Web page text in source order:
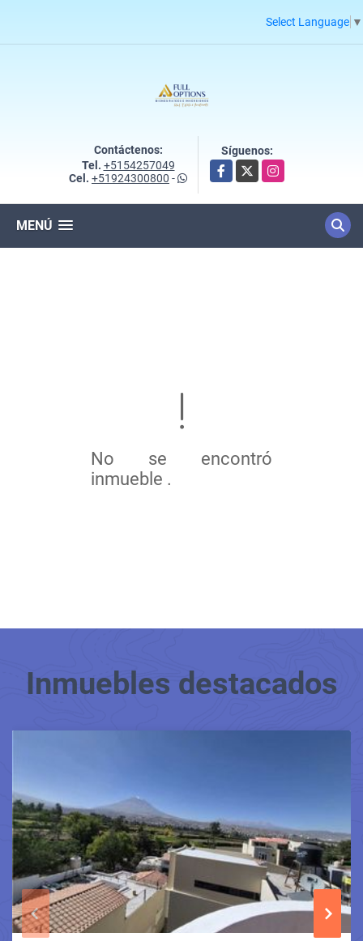
Select Language ▼
Contáctenos:
Tel. +5154257049
Cel. +51924300800 -
Síguenos:
Facebook
X Instagram
MENÚ
No se encontró
inmueble .
Inmuebles destacados